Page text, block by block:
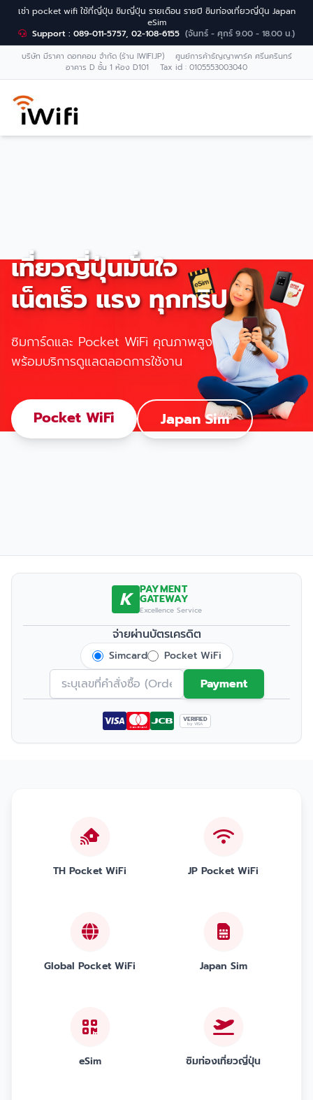
เช่า pocket wifi ใช้ที่ญี่ปุ่น ซิมญี่ปุ่น รายเดือน รายปี ซิมท่องเที่ยวญี่ปุ่น Japan
eSim
Support : 089-011-5757, 02-108-6155 (จันทร์ - ศุกร์ 9.00 - 18.00 น.)
บริษัท มีราคา ดอทคอม จำกัด (ร้าน IWIFI.JP) ศูนย์การค้าธัญญาพาร์ค ศรีนครินทร์
อาคาร D ชั้น 1 ห้อง D101 Tax id : 0105553003040
เที่ยวญี่ปุ่นมั่นใจ
เน็ตเร็ว แรง ทุกทริป
ซิมการ์ดและ Pocket WiFi คุณภาพสูง
พร้อมบริการดูแลตลอดการใช้งาน
Pocket WiFi Japan Sim
K PAYMENT
GATEWAY
Excellence Service
จ่ายผ่านบัตรเครดิต
Simcard Pocket WiFi
Payment
VERIFIED
by VISA
TH Pocket WiFi JP Pocket WiFi
Global Pocket WiFi Japan Sim
eSim ซิมท่องเที่ยวญี่ปุ่น